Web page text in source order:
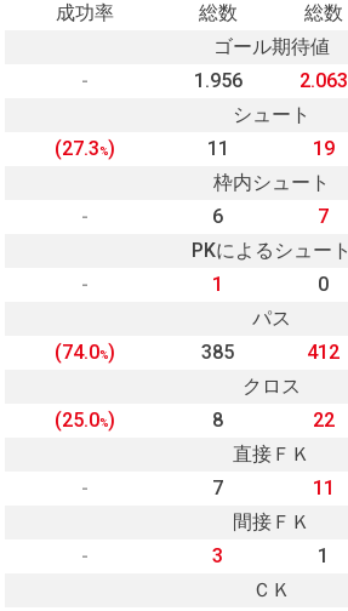
成功率 総数 総数
ゴール期待値
-
1.956 2.063
シュート
(27.3%) 11 19
枠内シュート
-
6 7
PKによるシュート
-
1 0
パス
(74.0%) 385 412
クロス
(25.0%) 8 22
直接ＦＫ
-
7 11
間接ＦＫ
-
3 1
ＣＫ